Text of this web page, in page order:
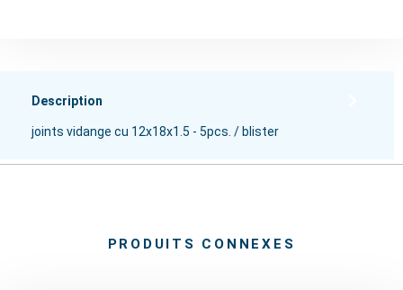
Description
joints vidange cu 12x18x1.5 - 5pcs. / blister
PRODUITS CONNEXES